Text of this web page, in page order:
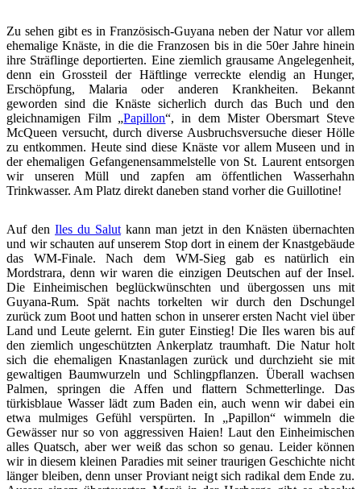
Zu sehen gibt es in Französisch-Guyana neben der Natur vor allem
ehemalige Knäste, in die die Franzosen bis in die 50er Jahre hinein
ihre Sträflinge deportierten. Eine ziemlich grausame Angelegenheit,
denn ein Grossteil der Häftlinge verreckte elendig an Hunger,
Erschöpfung, Malaria oder anderen Krankheiten. Bekannt
geworden sind die Knäste sicherlich durch das Buch und den
gleichnamigen Film „Papillon“, in dem Mister Obersmart Steve
McQueen versucht, durch diverse Ausbruchsversuche dieser Hölle
zu entkommen. Heute sind diese Knäste vor allem Museen und in
der ehemaligen Gefangenensammelstelle von St. Laurent entsorgen
wir unseren Müll und zapfen am öffentlichen Wasserhahn
Trinkwasser. Am Platz direkt daneben stand vorher die Guillotine!
Auf den Iles du Salut kann man jetzt in den Knästen übernachten
und wir schauten auf unserem Stop dort in einem der Knastgebäude
das WM-Finale. Nach dem WM-Sieg gab es natürlich ein
Mordstrara, denn wir waren die einzigen Deutschen auf der Insel.
Die Einheimischen beglückwünschten und übergossen uns mit
Guyana-Rum. Spät nachts torkelten wir durch den Dschungel
zurück zum Boot und hatten schon in unserer ersten Nacht viel über
Land und Leute gelernt. Ein guter Einstieg! Die Iles waren bis auf
den ziemlich ungeschützten Ankerplatz traumhaft. Die Natur holt
sich die ehemaligen Knastanlagen zurück und durchzieht sie mit
gewaltigen Baumwurzeln und Schlingpflanzen. Überall wachsen
Palmen, springen die Affen und flattern Schmetterlinge. Das
türkisblaue Wasser lädt zum Baden ein, auch wenn wir dabei ein
etwa mulmiges Gefühl verspürten. In „Papillon“ wimmeln die
Gewässer nur so von aggressiven Haien! Laut den Einheimischen
alles Quatsch, aber wer weiß das schon so genau. Leider können
wir in diesem kleinen Paradies mit seiner traurigen Geschichte nicht
länger bleiben, denn unser Proviant neigt sich radikal dem Ende zu.